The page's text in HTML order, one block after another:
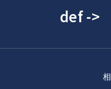
def ->